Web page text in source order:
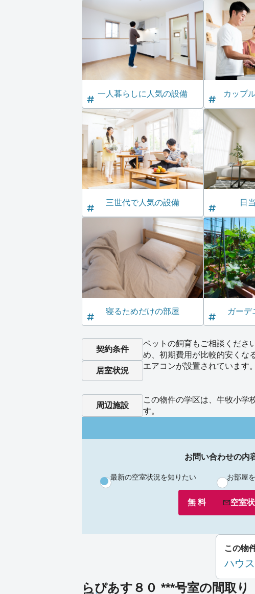
一人暮らしに人気の設備 カップ
三世代で人気の設備 日
寝るためだけの部屋 ガーデ
契約条件
ペットの飼育もご相談くださ
め、初期費用が比較的安くな
居室状況
エアコンが設置されています。
周辺施設
この物件の学区は、牛牧小学
す。
お問い合わせの内
最新の空室状況を知りたい お部屋
無 料 空室
この物
ハウ
らぴあす８０ ***号室の間取り